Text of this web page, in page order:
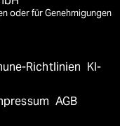
oder für Genehmigungen
Richtlinien KI-
AGB